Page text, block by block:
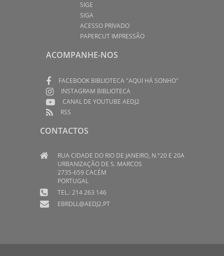
SIGE
SIGA
ACESSO PRIVADO
PAPERCUT IMPRESSÃO
ACOMPANHE-NOS
FACEBOOK BIBLIOTECA "AQUI HÁ SONHO"
INSTAGRAM BIBLIOTECA
CANAL DE YOUTUBE AEDJ2
RSS
CONTACTOS
RUA CIDADE DO RIO DE JANEIRO, N.º20 E 20A
URBANIZAÇÃO DE S. MARCOS
2735-659 CACÉM
PORTUGAL
TEL.: 214 263 146
EBRDLL@AEDJ2.PT